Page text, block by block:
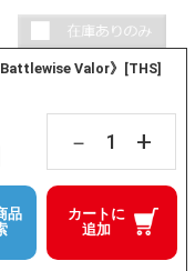
Valor》[THS]
－ +
カートに
追加
品